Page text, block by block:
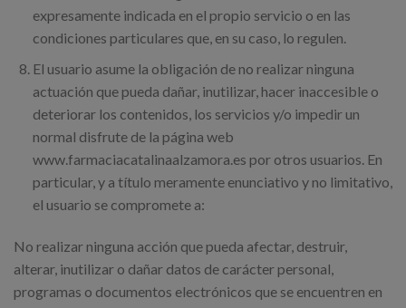
expresamente indicada en el propio servicio o en las
condiciones particulares que, en su caso, lo regulen.
El usuario asume la obligación de no realizar ninguna
actuación que pueda dañar, inutilizar, hacer inaccesible o
deteriorar los contenidos, los servicios y/o impedir un
normal disfrute de la página web
www.farmaciacatalinaalzamora.es por otros usuarios. En
particular, y a título meramente enunciativo y no limitativo,
el usuario se compromete a:
No realizar ninguna acción que pueda afectar, destruir,
alterar, inutilizar o dañar datos de carácter personal,
programas o documentos electrónicos que se encuentren en